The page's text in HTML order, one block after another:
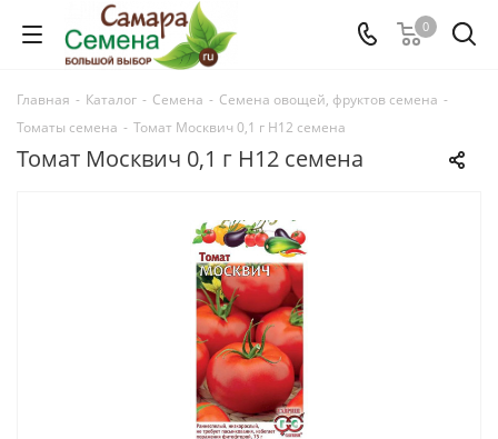
0
Главная - Каталог - Семена - Семена овощей, фруктов семена -
Томаты семена - Томат Москвич 0,1 г Н12 семена
Томат Москвич 0,1 г Н12 семена